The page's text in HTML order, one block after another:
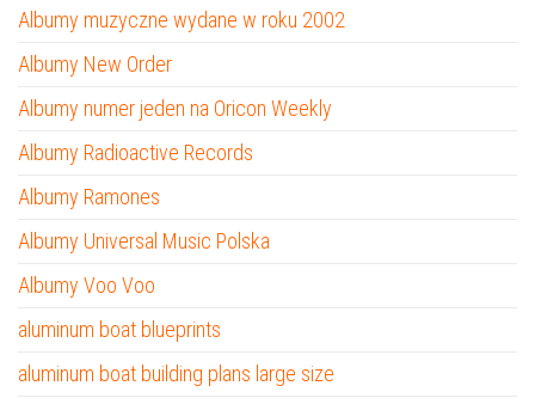
Albumy muzyczne wydane w roku 2002
Albumy New Order
Albumy numer jeden na Oricon Weekly
Albumy Radioactive Records
Albumy Ramones
Albumy Universal Music Polska
Albumy Voo Voo
aluminum boat blueprints
aluminum boat building plans large size